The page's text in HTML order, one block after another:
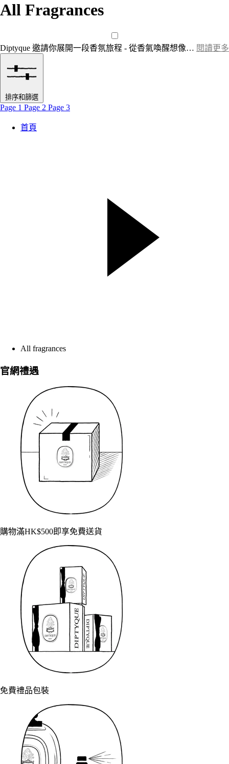
All Fragrances
Diptyque 邀請你展開一段香氛旅程 - 從香氣喚醒想像… 閱讀更多
排序和篩選
Page 1 Page 2 Page 3
首頁
All fragrances
官網禮遇
購物滿HK$500即享免費送貨
免費禮品包裝